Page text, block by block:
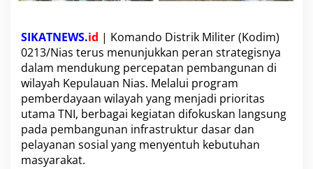
u
m
u
r
B
o
r
,
R
u
SIKATNEWS.id | Komando Distrik Militer (Kodim)
0213/Nias terus menunjukkan peran strategisnya
dalam mendukung percepatan pembangunan di
wilayah Kepulauan Nias. Melalui program
pemberdayaan wilayah yang menjadi prioritas
utama TNI, berbagai kegiatan difokuskan langsung
pada pembangunan infrastruktur dasar dan
pelayanan sosial yang menyentuh kebutuhan
masyarakat.